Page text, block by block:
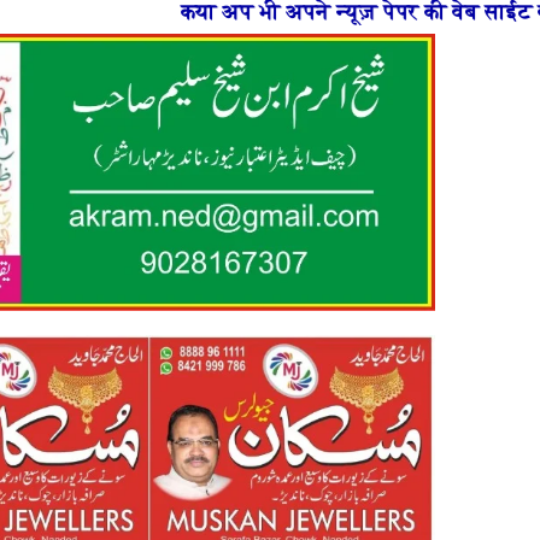
भी अपने न्यूज़ पेपर की वेब साईट बनाना चाहते है या फिर